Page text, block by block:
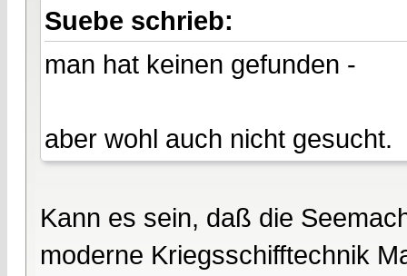
Suebe schrieb:
man hat keinen gefunden -
aber wohl auch nicht gesucht.
Kann es sein, daß die
moderne Kriegsschifftechnik